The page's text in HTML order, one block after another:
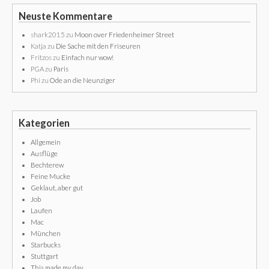
Neuste Kommentare
shark2015 zu Moon over Friedenheimer Street
Katja zu Die Sache mit den Friseuren
Fritzoszu Einfach nur wow!
PGAzu Paris
Phi zu Ode an die Neunziger
Kategorien
Allgemein
Ausflüge
Bechterew
Feine Mucke
Geklaut, aber gut
Job
Laufen
Mac
München
Starbucks
Stuttgart